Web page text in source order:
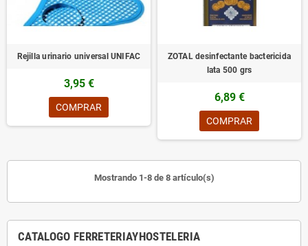
CATALOGO FERRETERIAYHOSTELERIA
Rejilla urinario universal UNIFAC
3,95 €
COMPRAR
ZOTAL desinfectante bactericida
lata 500 grs
6,89 €
COMPRAR
Mostrando 1-8 de 8 artículo(s)